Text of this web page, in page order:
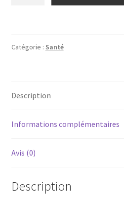
Catégorie : Santé
Description
Informations complémentaires
Avis (0)
Description